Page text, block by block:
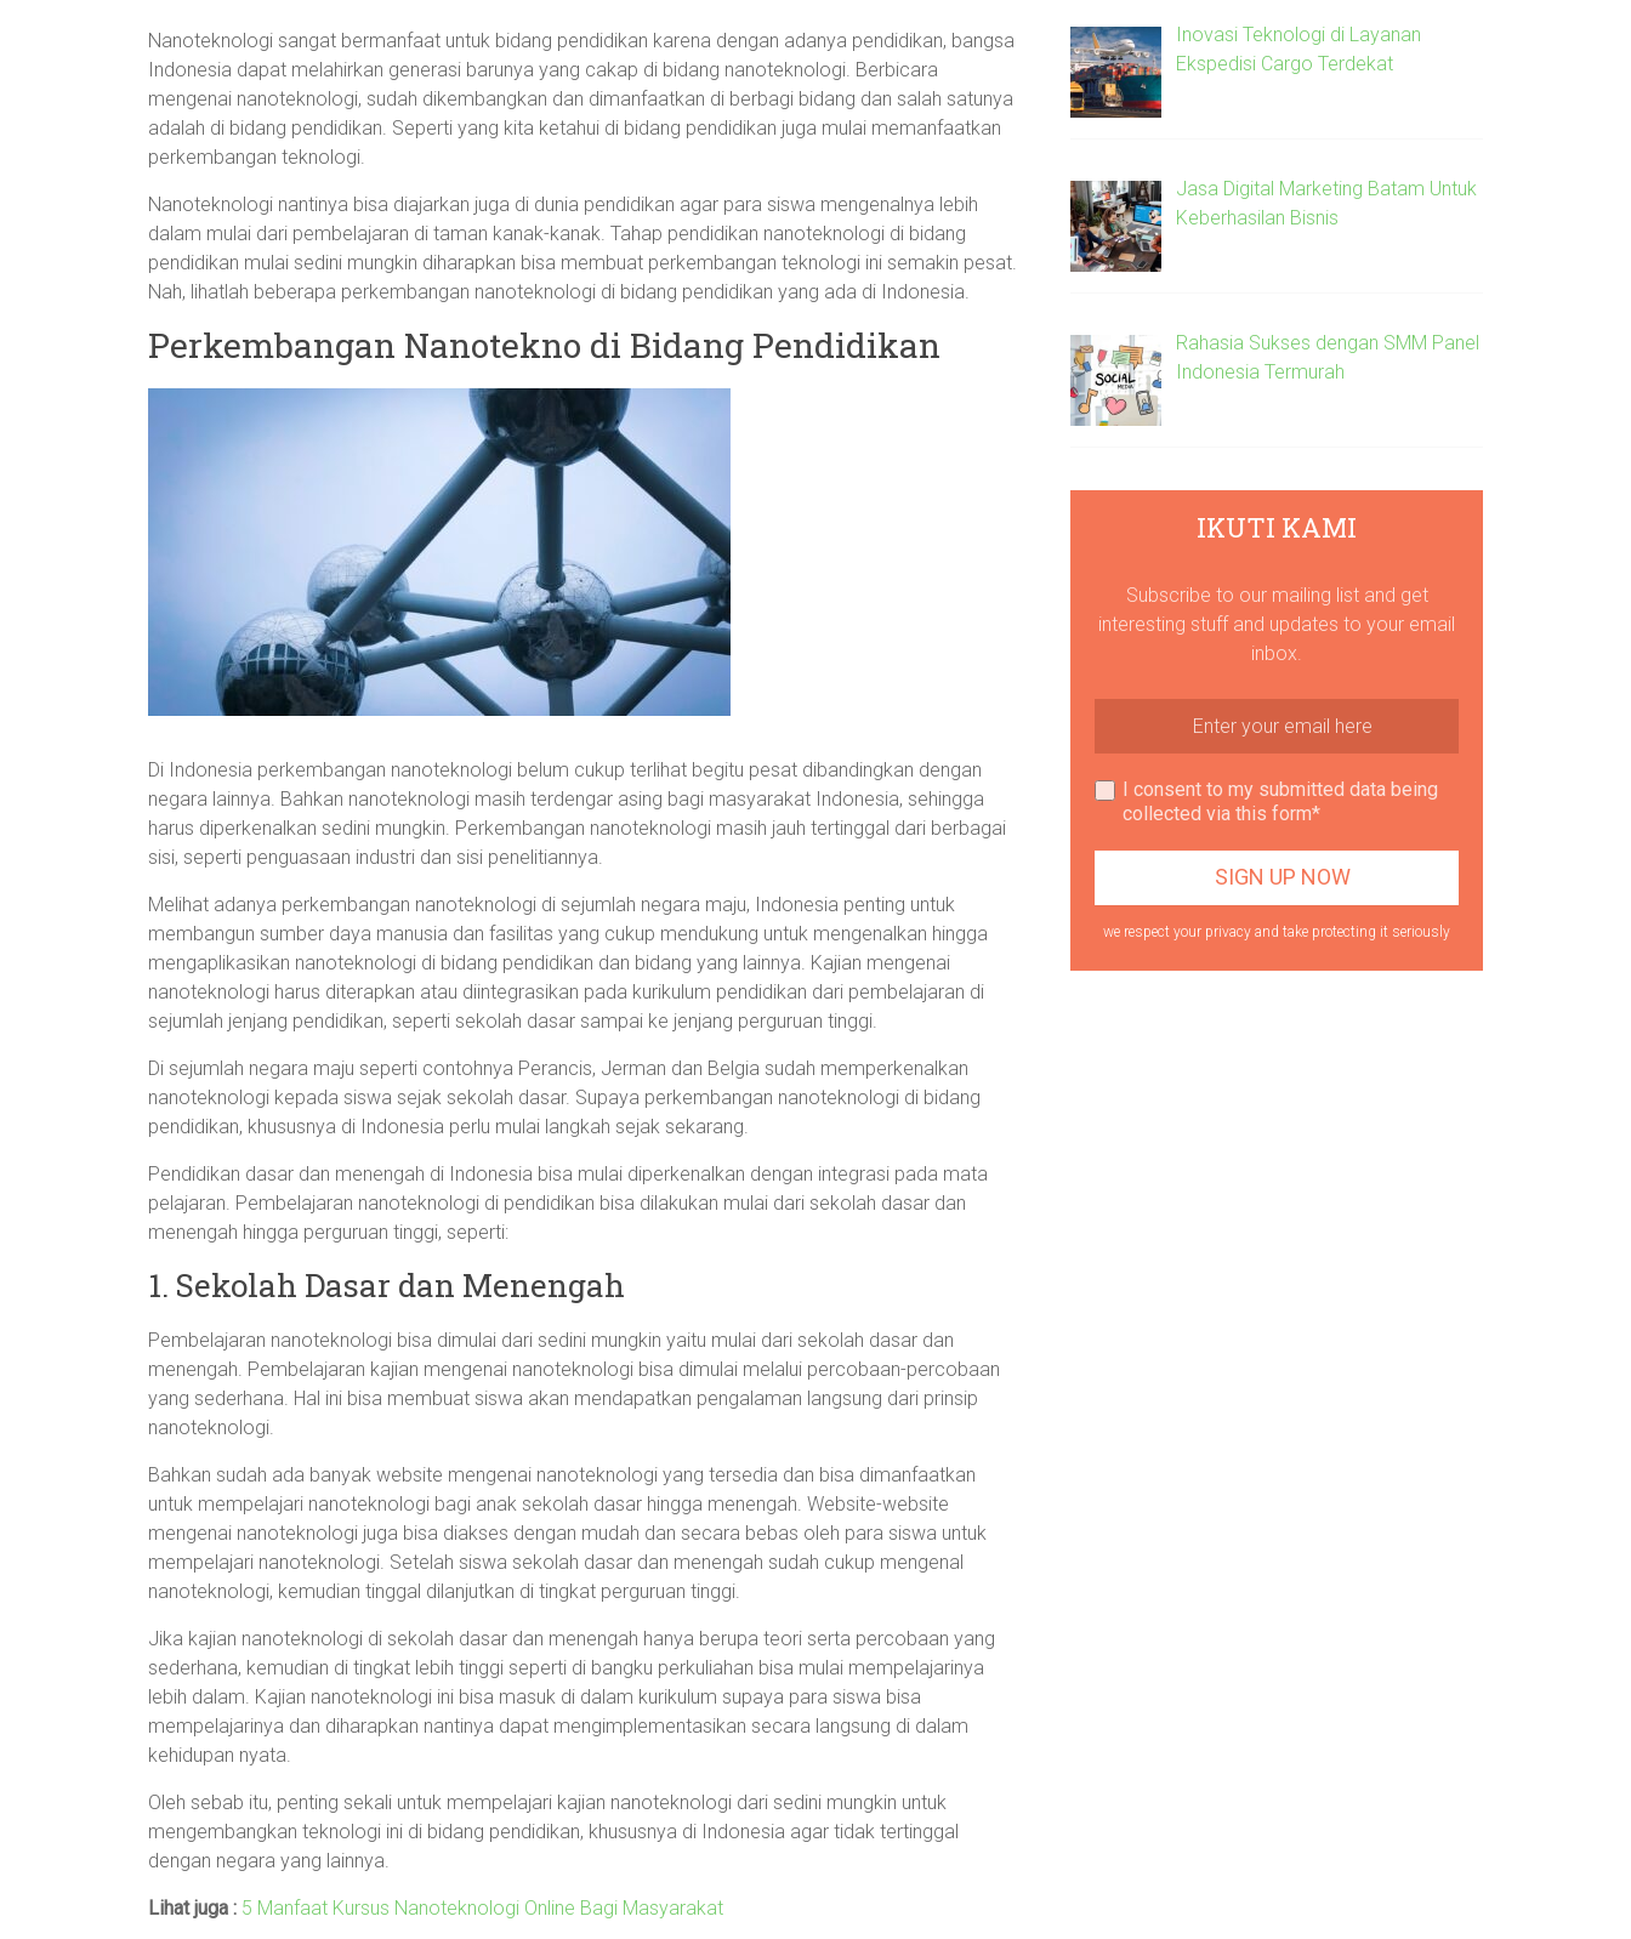
Nanoteknologi sangat bermanfaat untuk bidang pendidikan karena dengan adanya pendidikan, bangsa
Indonesia dapat melahirkan generasi barunya yang cakap di bidang nanoteknologi. Berbicara
mengenai nanoteknologi, sudah dikembangkan dan dimanfaatkan di berbagi bidang dan salah satunya
adalah di bidang pendidikan. Seperti yang kita ketahui di bidang pendidikan juga mulai memanfaatkan
perkembangan teknologi.
Nanoteknologi nantinya bisa diajarkan juga di dunia pendidikan agar para siswa mengenalnya lebih
dalam mulai dari pembelajaran di taman kanak-kanak. Tahap pendidikan nanoteknologi di bidang
pendidikan mulai sedini mungkin diharapkan bisa membuat perkembangan teknologi ini semakin pesat.
Nah, lihatlah beberapa perkembangan nanoteknologi di bidang pendidikan yang ada di Indonesia.
Perkembangan Nanotekno di Bidang Pendidikan
Di Indonesia perkembangan nanoteknologi belum cukup terlihat begitu pesat dibandingkan dengan
negara lainnya. Bahkan nanoteknologi masih terdengar asing bagi masyarakat Indonesia, sehingga
harus diperkenalkan sedini mungkin. Perkembangan nanoteknologi masih jauh tertinggal dari berbagai
sisi, seperti penguasaan industri dan sisi penelitiannya.
Melihat adanya perkembangan nanoteknologi di sejumlah negara maju, Indonesia penting untuk
membangun sumber daya manusia dan fasilitas yang cukup mendukung untuk mengenalkan hingga
mengaplikasikan nanoteknologi di bidang pendidikan dan bidang yang lainnya. Kajian mengenai
nanoteknologi harus diterapkan atau diintegrasikan pada kurikulum pendidikan dari pembelajaran di
sejumlah jenjang pendidikan, seperti sekolah dasar sampai ke jenjang perguruan tinggi.
Di sejumlah negara maju seperti contohnya Perancis, Jerman dan Belgia sudah memperkenalkan
nanoteknologi kepada siswa sejak sekolah dasar. Supaya perkembangan nanoteknologi di bidang
pendidikan, khususnya di Indonesia perlu mulai langkah sejak sekarang.
Pendidikan dasar dan menengah di Indonesia bisa mulai diperkenalkan dengan integrasi pada mata
pelajaran. Pembelajaran nanoteknologi di pendidikan bisa dilakukan mulai dari sekolah dasar dan
menengah hingga perguruan tinggi, seperti:
1. Sekolah Dasar dan Menengah
Pembelajaran nanoteknologi bisa dimulai dari sedini mungkin yaitu mulai dari sekolah dasar dan
menengah. Pembelajaran kajian mengenai nanoteknologi bisa dimulai melalui percobaan-percobaan
yang sederhana. Hal ini bisa membuat siswa akan mendapatkan pengalaman langsung dari prinsip
nanoteknologi.
Bahkan sudah ada banyak website mengenai nanoteknologi yang tersedia dan bisa dimanfaatkan
untuk mempelajari nanoteknologi bagi anak sekolah dasar hingga menengah. Website-website
mengenai nanoteknologi juga bisa diakses dengan mudah dan secara bebas oleh para siswa untuk
mempelajari nanoteknologi. Setelah siswa sekolah dasar dan menengah sudah cukup mengenal
nanoteknologi, kemudian tinggal dilanjutkan di tingkat perguruan tinggi.
Jika kajian nanoteknologi di sekolah dasar dan menengah hanya berupa teori serta percobaan yang
sederhana, kemudian di tingkat lebih tinggi seperti di bangku perkuliahan bisa mulai mempelajarinya
lebih dalam. Kajian nanoteknologi ini bisa masuk di dalam kurikulum supaya para siswa bisa
mempelajarinya dan diharapkan nantinya dapat mengimplementasikan secara langsung di dalam
kehidupan nyata.
Oleh sebab itu, penting sekali untuk mempelajari kajian nanoteknologi dari sedini mungkin untuk
mengembangkan teknologi ini di bidang pendidikan, khususnya di Indonesia agar tidak tertinggal
dengan negara yang lainnya.
Lihat juga : 5 Manfaat Kursus Nanoteknologi Online Bagi Masyarakat
Inovasi Teknologi di Layanan
Ekspedisi Cargo Terdekat
Jasa Digital Marketing Batam Untuk
Keberhasilan Bisnis
Rahasia Sukses dengan SMM Panel
Indonesia Termurah
IKUTI KAMI
Subscribe to our mailing list and get
interesting stuff and updates to your email
inbox.
I consent to my submitted data being
collected via this form*
we respect your privacy and take protecting it seriously